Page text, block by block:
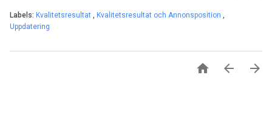
Labels: Kvalitetsresultat , Kvalitetsresultat och Annonsposition ,
Uppdatering
  